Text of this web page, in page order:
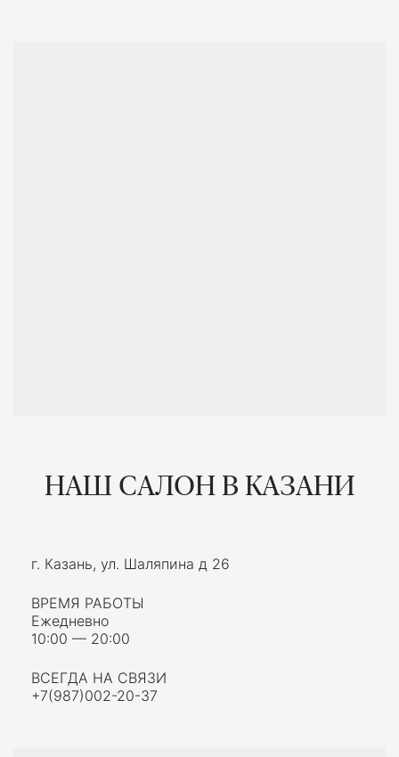
НАШ САЛОН В КАЗАНИ
г. Казань, ул. Шаляпина д 26
ВРЕМЯ РАБОТЫ
Ежедневно
10:00 — 20:00
ВСЕГДА НА СВЯЗИ
+7(987)002-20-37